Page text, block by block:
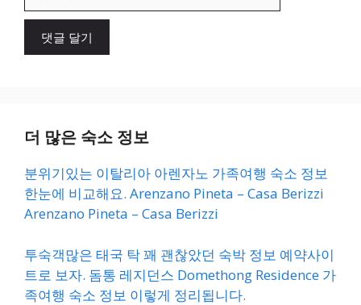
이
더 많은 숙소 정보
분위기있는 이탈리아 아렌자노 가족여행 숙소 정보
한눈에 비교해요. Arenzano Pineta – Casa Berizzi
Arenzano Pineta – Casa Berizzi
투숙객많은 태국 탁 꽤 괜찮았던 숙박 정보 예약사이
트로 보자. 돔통 레지던스 Domethong Residence 가
족여행 숙소 정보 이렇게 정리됩니다.